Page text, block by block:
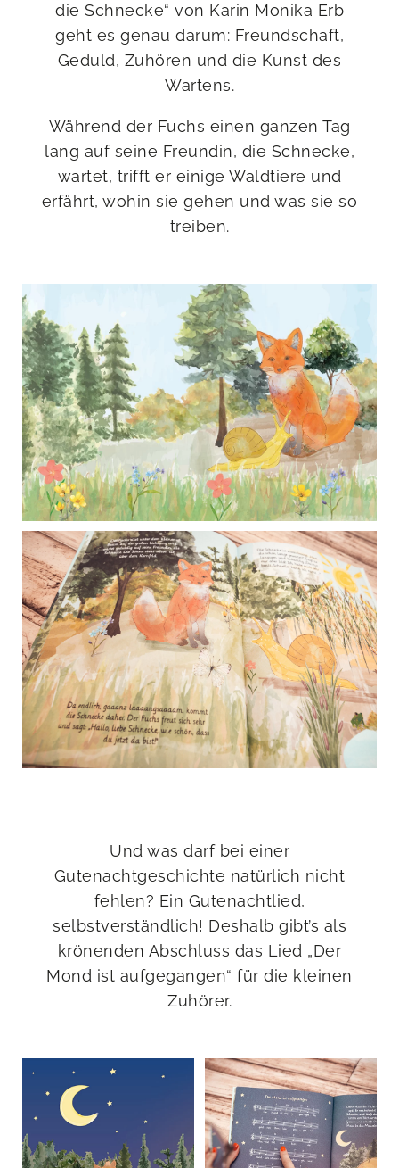
die Schnecke“ von Karin Monika Erb
geht es genau darum: Freundschaft,
Geduld, Zuhören und die Kunst des
Wartens.
Während der Fuchs einen ganzen Tag
lang auf seine Freundin, die Schnecke,
wartet, trifft er einige Waldtiere und
erfährt, wohin sie gehen und was sie so
treiben.
Und was darf bei einer
Gutenachtgeschichte natürlich nicht
fehlen? Ein Gutenachtlied,
selbstverständlich! Deshalb gibt’s als
krönenden Abschluss das Lied „Der
Mond ist aufgegangen“ für die kleinen
Zuhörer.